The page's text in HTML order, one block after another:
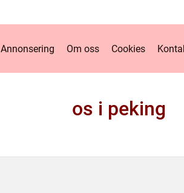
Annonsering Om oss Cookies
os i peking